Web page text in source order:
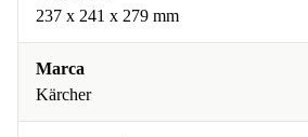
237 x 241 x 279 mm
Marca
Kärcher